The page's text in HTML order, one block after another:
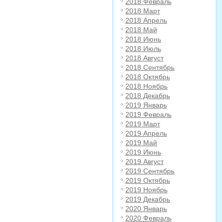
2018 Март
2018 Апрель
2018 Май
2018 Июнь
2018 Июль
2018 Август
2018 Сентябрь
2018 Октябрь
2018 Ноябрь
2018 Декабрь
2019 Январь
2019 Февраль
2019 Март
2019 Апрель
2019 Май
2019 Июнь
2019 Август
2019 Сентябрь
2019 Октябрь
2019 Ноябрь
2019 Декабрь
2020 Январь
2020 Февраль